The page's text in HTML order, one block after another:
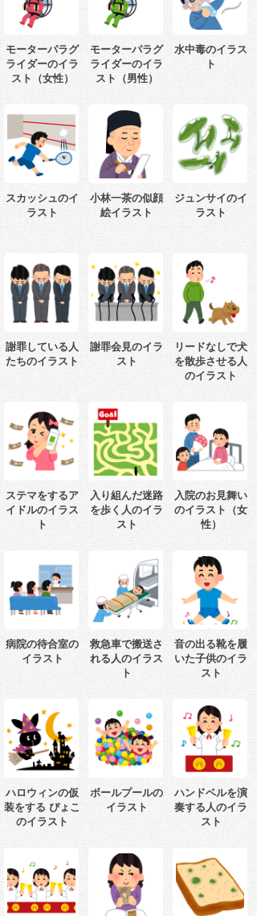
モーターパラグ
ライダーのイラ
スト（女性）
モーターパラグ
ライダーのイラ
スト（男性）
水中毒のイラス
ト
スカッシュのイ
ラスト
小林一茶の似顔
絵イラスト
ジュンサイのイ
ラスト
謝罪している人
たちのイラスト
謝罪会見のイラ
スト
リードなしで犬
を散歩させる人
のイラスト
ステマをするア
イドルのイラス
ト
入り組んだ迷路
を歩く人のイラ
スト
入院のお見舞い
のイラスト（女
性）
病院の待合室の
イラスト
救急車で搬送さ
れる人のイラス
ト
音の出る靴を履
いた子供のイラ
スト
ハロウィンの仮
装をする ぴょこ
のイラスト
ボールプールの
イラスト
ハンドベルを演
奏する人のイラ
スト